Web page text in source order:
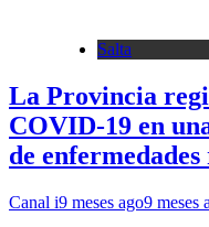
Salta
La Provincia
COVID-19 en
de
Canal i9 meses ago9 meses